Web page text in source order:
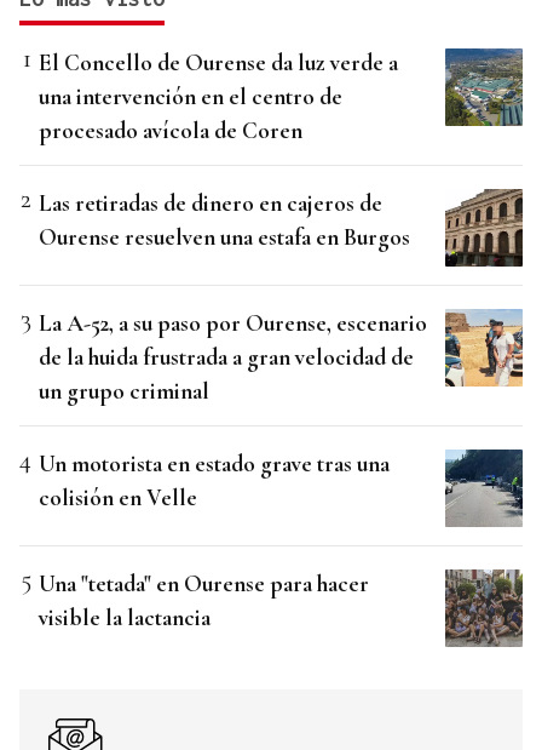
El Concello de Ourense da luz verde a
una intervención en el centro de
procesado avícola de Coren
Las retiradas de dinero en cajeros de
Ourense resuelven una estafa en Burgos
La A-52, a su paso por Ourense, escenario
de la huida frustrada a gran velocidad de
un grupo criminal
Un motorista en estado grave tras una
colisión en Velle
Una "tetada" en Ourense para hacer
visible la lactancia